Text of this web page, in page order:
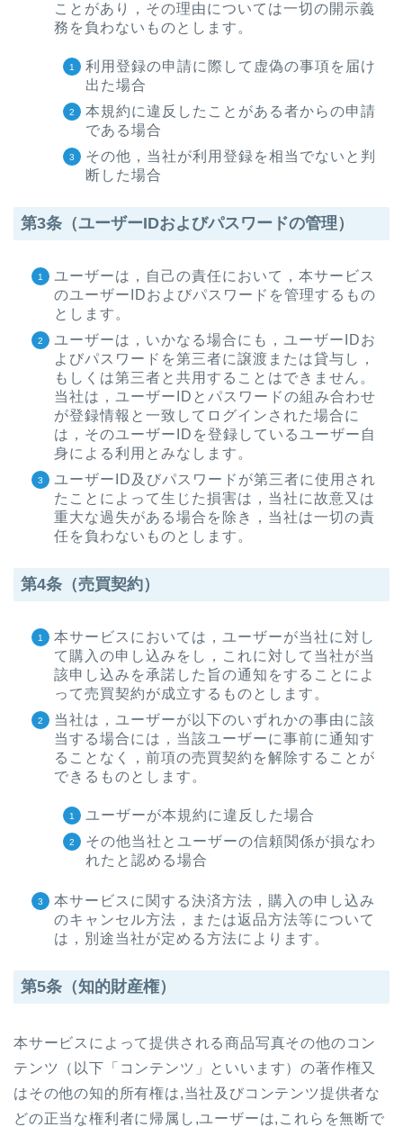
ことがあり，その理由については一切の開示義
務を負わないものとします。
利用登録の申請に際して虚偽の事項を届け
出た場合
本規約に違反したことがある者からの申請
である場合
その他，当社が利用登録を相当でないと判
断した場合
第3条（ユーザーIDおよびパスワードの管理）
ユーザーは，自己の責任において，本サービス
のユーザーIDおよびパスワードを管理するもの
とします。
ユーザーは，いかなる場合にも，ユーザーIDお
よびパスワードを第三者に譲渡または貸与し，
もしくは第三者と共用することはできません。
当社は，ユーザーIDとパスワードの組み合わせ
が登録情報と一致してログインされた場合に
は，そのユーザーIDを登録しているユーザー自
身による利用とみなします。
ユーザーID及びパスワードが第三者に使用され
たことによって生じた損害は，当社に故意又は
重大な過失がある場合を除き，当社は一切の責
任を負わないものとします。
第4条（売買契約）
本サービスにおいては，ユーザーが当社に対し
て購入の申し込みをし，これに対して当社が当
該申し込みを承諾した旨の通知をすることによ
って売買契約が成立するものとします。
当社は，ユーザーが以下のいずれかの事由に該
当する場合には，当該ユーザーに事前に通知す
ることなく，前項の売買契約を解除することが
できるものとします。
ユーザーが本規約に違反した場合
その他当社とユーザーの信頼関係が損なわ
れたと認める場合
本サービスに関する決済方法，購入の申し込み
のキャンセル方法，または返品方法等について
は，別途当社が定める方法によります。
第5条（知的財産権）
本サービスによって提供される商品写真その他のコン
テンツ（以下「コンテンツ」といいます）の著作権又
はその他の知的所有権は,当社及びコンテンツ提供者な
どの正当な権利者に帰属し,ユーザーは,これらを無断で